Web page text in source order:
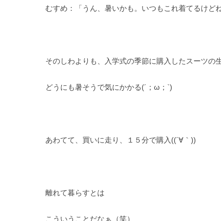
むすめ：「うん、暑いかも。いつもこれ着てるけどね
そのしわよりも、入学式の季節に購入したスーツの
どうにも暑そうで気にかかる(´；ω；`)
あわてて、買いに走り、１５分で購入((´∀｀))
離れて暮らすとは
こういうことだなぁ（笑）